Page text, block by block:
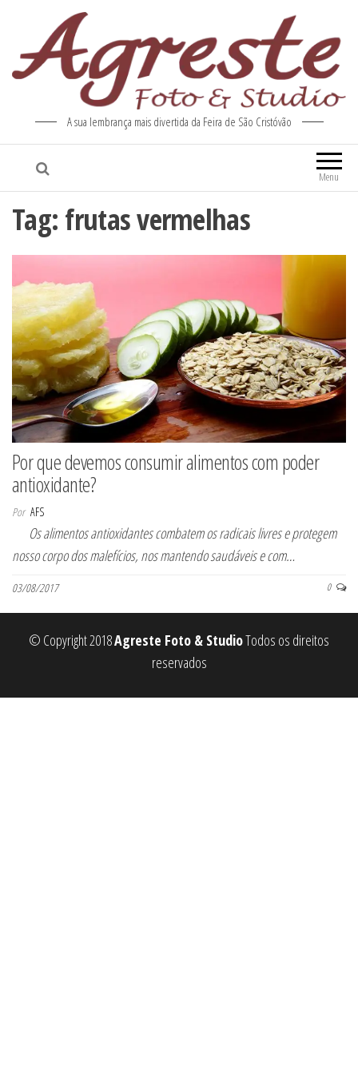
A sua lembrança mais divertida da Feira de São Cristóvão
Menu
Tag: frutas vermelhas
Por que devemos consumir alimentos com poder
antioxidante?
Por AFS
Os alimentos antioxidantes combatem os radicais livres e protegem
nosso corpo dos malefícios, nos mantendo saudáveis e com…
03/08/2017 0
© Copyright 2018Agreste Foto & StudioTodos os direitos
reservados